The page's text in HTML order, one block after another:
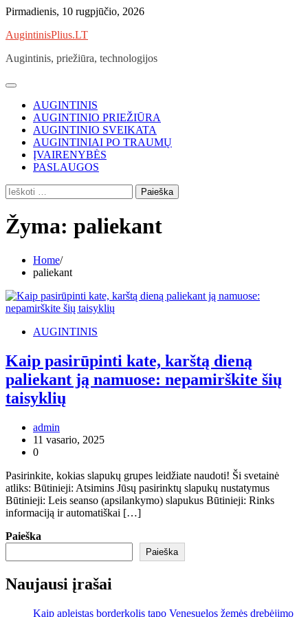
Skip
content
Pirmadienis, 10 rugpjūčio, 2026
AugintinisPlius.LT
Augintinis, priežiūra, technologijos
AUGINTINIS
AUGINTINIO PRIEŽIŪRA
AUGINTINIO SVEIKATA
AUGINTINIAI PO TRAUMŲ
ĮVAIRENYBĖS
PASLAUGOS
Ieškoti:
Žyma: paliekant
Home
paliekant
AUGINTINIS
Kaip pasirūpinti kate, karštą dieną
paliekant ją namuose: nepamirškite šių
taisyklių
admin
11 vasario, 2025
0
Pasirinkite, kokias slapukų grupes leidžiate naudoti! Ši svetainė
atliks: Būtinieji: Atsimins Jūsų pasirinktų slapukų nustatymus
Būtinieji: Leis seanso (apsilankymo) slapukus Būtinieji: Rinks
informaciją ir automatiškai […]
Paieška
Paieška
Naujausi įrašai
Kaip apleistas borderkolis tapo Venesuelos žemės drebėjimo